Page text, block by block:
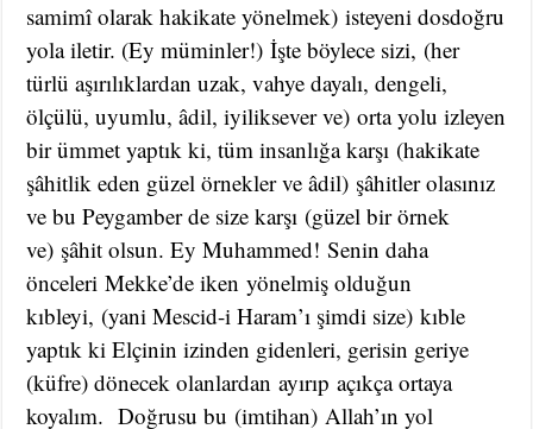
samimî olarak hakikate yönelmek) isteyeni dosdoğru
yola iletir. (Ey müminler!) İşte böylece sizi, (her
türlü aşırılıklardan uzak, vahye dayalı, dengeli,
ölçülü, uyumlu, âdil, iyiliksever ve) orta yolu izleyen
bir ümmet yaptık ki, tüm insanlığa karşı (hakikate
şâhitlik eden güzel örnekler ve âdil) şâhitler olasınız
ve bu Peygamber de size karşı (güzel bir örnek
ve) şâhit olsun. Ey Muhammed! Senin daha
önceleri Mekke’de iken yönelmiş olduğun
kıbleyi, (yani Mescid-i Haram’ı şimdi size) kıble
yaptık ki Elçinin izinden gidenleri, gerisin geriye
(küfre) dönecek olanlardan ayırıp açıkça ortaya
koyalım. Doğrusu bu (imtihan) Allah’ın yol